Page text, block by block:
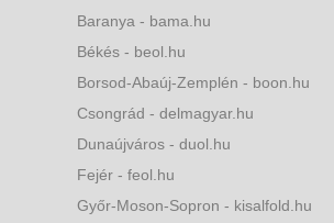
Baranya - bama.hu
Békés - beol.hu
Borsod-Abaúj-Zemplén - boon.hu
Csongrád - delmagyar.hu
Dunaújváros - duol.hu
Fejér - feol.hu
Győr-Moson-Sopron - kisalfold.hu